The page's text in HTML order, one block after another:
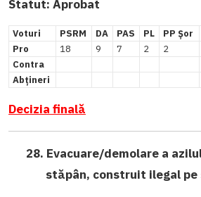
Statut: Aprobat
Voturi PSRM DA PAS PL PP Șor
Pro
18 9 7 2 2
Contra
Abțineri
Decizia finală
28. Evacuare/demolare a
stăpân, construit ilegal